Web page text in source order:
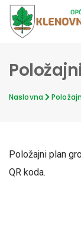
Naslovna
Položajni plan
QR koda.